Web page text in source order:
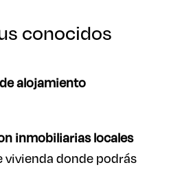
conocidos
alojamiento
inmobiliarias locales
donde podrás